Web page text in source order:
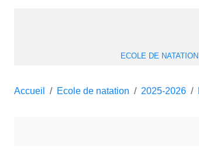
ECOLE DE NATATION
Accueil Ecole de natation 2025-2026